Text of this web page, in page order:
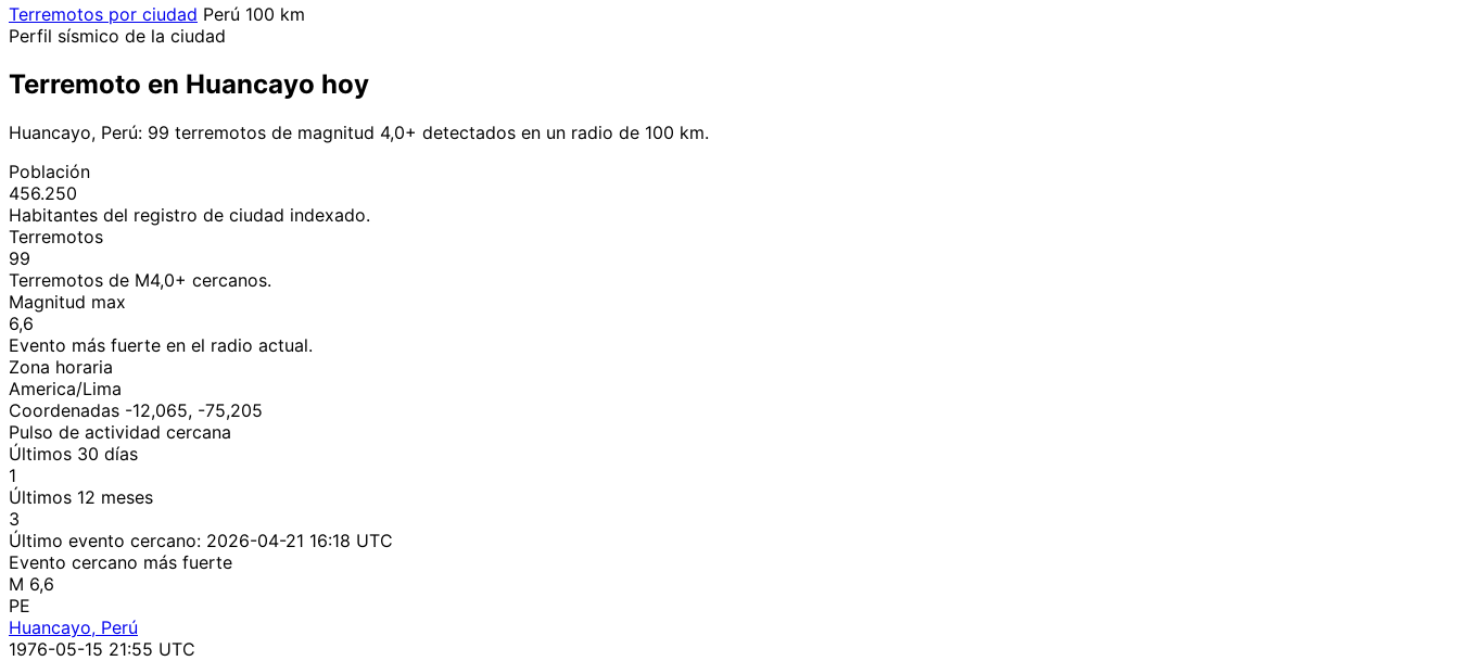
Terremotos por ciudad Perú 100 km
Perfil sísmico de la ciudad
Terremoto en Huancayo hoy
Huancayo, Perú: 99 terremotos de magnitud 4,0+ detectados en un radio de 100 km.
Población
456.250
Habitantes del registro de ciudad indexado.
Terremotos
99
Terremotos de M4,0+ cercanos.
Magnitud max
6,6
Evento más fuerte en el radio actual.
Zona horaria
America/Lima
Coordenadas -12,065, -75,205
Pulso de actividad cercana
Últimos 30 días
1
Últimos 12 meses
3
Último evento cercano: 2026-04-21 16:18 UTC
Evento cercano más fuerte
M 6,6
PE
Huancayo, Perú
1976-05-15 21:55 UTC